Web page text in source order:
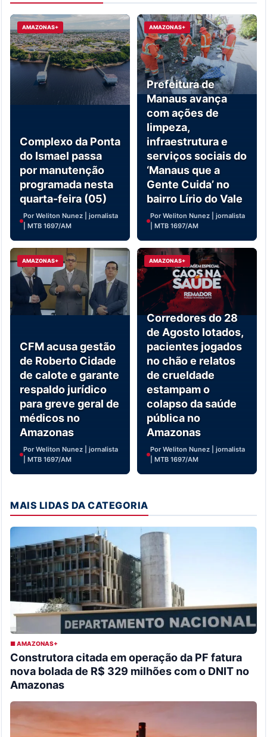
AMAZONAS+
Complexo da Ponta
do Ismael passa
por manutenção
programada nesta
quarta-feira (05)
Por Weliton Nunez | jornalista
| MTB 1697/AM
AMAZONAS+
Prefeitura de
Manaus avança
com ações de
limpeza,
infraestrutura e
serviços sociais do
‘Manaus que a
Gente Cuida’ no
bairro Lírio do Vale
Por Weliton Nunez | jornalista
| MTB 1697/AM
AMAZONAS+
CFM acusa gestão
de Roberto Cidade
de calote e garante
respaldo jurídico
para greve geral de
médicos no
Amazonas
Por Weliton Nunez | jornalista
| MTB 1697/AM
AMAZONAS+
Corredores do 28
de Agosto lotados,
pacientes jogados
no chão e relatos
de crueldade
estampam o
colapso da saúde
pública no
Amazonas
Por Weliton Nunez | jornalista
| MTB 1697/AM
MAIS LIDAS DA CATEGORIA
■ AMAZONAS+
Construtora citada em operação da PF fatura
nova bolada de R$ 329 milhões com o DNIT no
Amazonas